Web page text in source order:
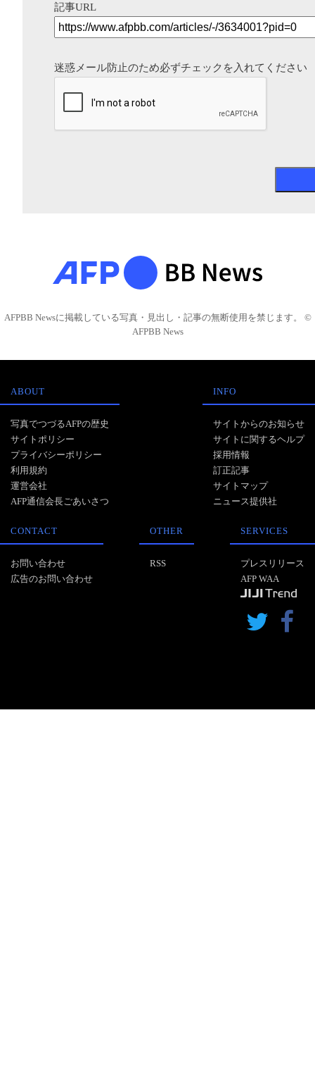
記事URL
迷惑メール防止のため必ずチェックを入れてください
AFPBB Newsに掲載している写真・見出し・記事の無断使用を禁じます。 ©
AFPBB News
ABOUT
写真でつづるAFPの歴史
サイトポリシー
プライバシーポリシー
利用規約
運営会社
AFP通信会長ごあいさつ
INFO
サイトからのお知らせ
サイトに関するヘルプ
採用情報
訂正記事
サイトマップ
ニュース提供社
CONTACT
お問い合わせ
広告のお問い合わせ
OTHER
RSS
SERVICES
プレスリリース
AFP WAA